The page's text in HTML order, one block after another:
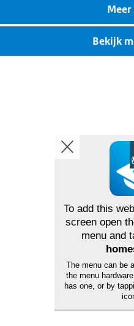
Meer
Bekijk
To add this
screen open
menu and
The menu can be
the menu
has one, or by